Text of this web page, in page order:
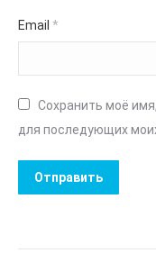
Email *
Сохранить моё
для последующих